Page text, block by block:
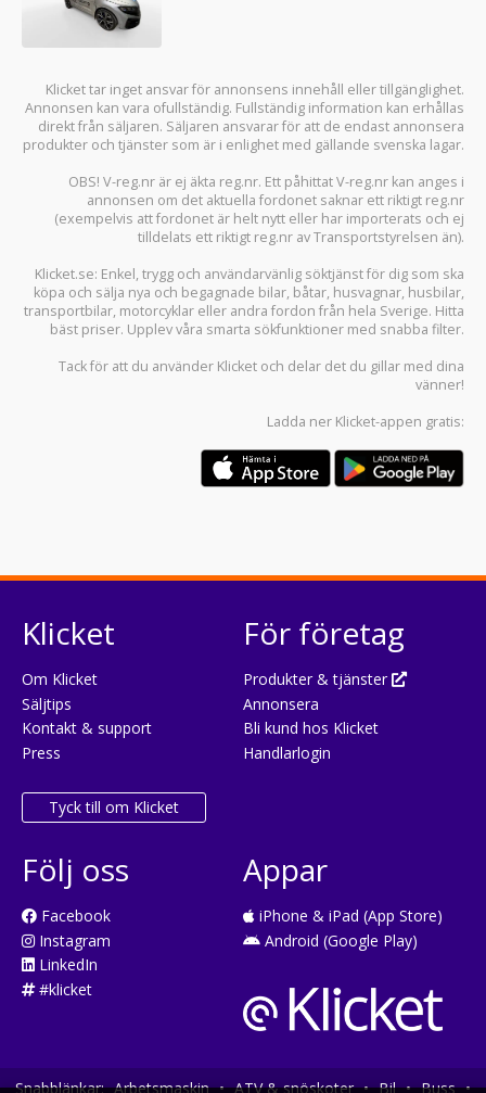
Klicket tar inget ansvar för annonsens innehåll eller tillgänglighet.
Annonsen kan vara ofullständig. Fullständig information kan erhållas
direkt från säljaren. Säljaren ansvarar för att de endast annonsera
produkter och tjänster som är i enlighet med gällande svenska lagar.
OBS! V-reg.nr är ej äkta reg.nr. Ett påhittat V-reg.nr kan anges i
annonsen om det aktuella fordonet saknar ett riktigt reg.nr
(exempelvis att fordonet är helt nytt eller har importerats och ej
tilldelats ett riktigt reg.nr av Transportstyrelsen än).
Klicket.se: Enkel, trygg och användarvänlig söktjänst för dig som ska
köpa och sälja nya och begagnade bilar, båtar, husvagnar, husbilar,
transportbilar, motorcyklar eller andra fordon från hela Sverige. Hitta
bäst priser. Upplev våra smarta sökfunktioner med snabba filter.
Tack för att du använder Klicket och delar det du gillar med dina
vänner!
Ladda ner Klicket-appen gratis:
Klicket
Om Klicket
Säljtips
Kontakt & support
Press
Tyck till om Klicket
För företag
Produkter & tjänster
Annonsera
Bli kund hos Klicket
Handlarlogin
Följ oss
Facebook
Instagram
LinkedIn
#klicket
Appar
iPhone & iPad (App Store)
Android (Google Play)
Snabblänkar: Arbetsmaskin • ATV & snöskoter • Bil • Buss •